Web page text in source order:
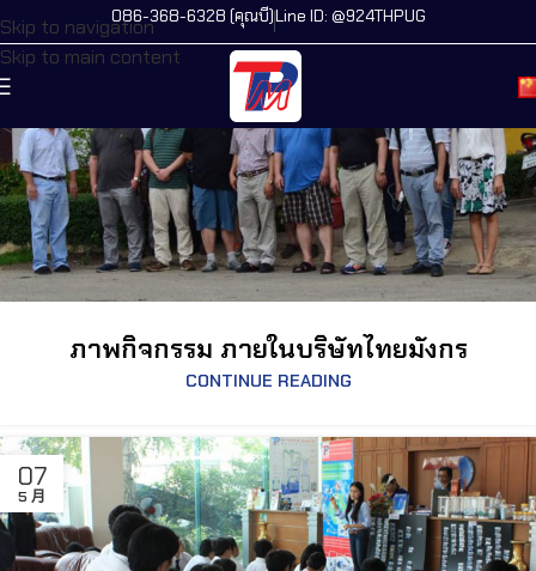
Skip to navigation
Skip to main content
086-368-6328 (คุณบี)Line ID: @924THPUG
07
5 月
ภาพกิจกรรม ภายในบริษัทไทยมังกร
CONTINUE READING
07
5 月